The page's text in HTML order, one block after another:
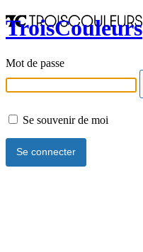
TroisCouleurs
Mot de passe
Se souvenir de moi